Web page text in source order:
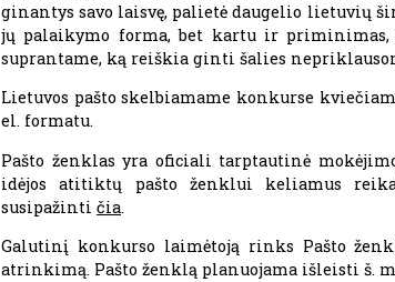
ginantys savo laisvę, palietė daugelio lietuvių
jų palaikymo forma, bet kartu ir
suprantame, ką reiškia ginti šalies
Lietuvos pašto skelbiamame konkurse
el. formatu.
Pašto ženklas yra oficiali tarptautinė
idėjos atitiktų pašto ženklui keliamus
susipažinti čia.
Galutinį konkurso laimėtoją rinks Pašto
atrinkimą. Pašto ženklą planuojama išleisti š. m.